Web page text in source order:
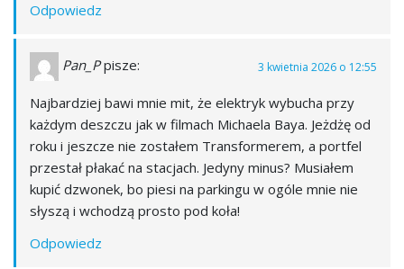
Odpowiedz
Pan_P pisze: 3 kwietnia 2026 o 12:55
Najbardziej bawi mnie mit, że elektryk wybucha przy
każdym deszczu jak w filmach Michaela Baya. Jeżdżę od
roku i jeszcze nie zostałem Transformerem, a portfel
przestał płakać na stacjach. Jedyny minus? Musiałem
kupić dzwonek, bo piesi na parkingu w ogóle mnie nie
słyszą i wchodzą prosto pod koła!
Odpowiedz